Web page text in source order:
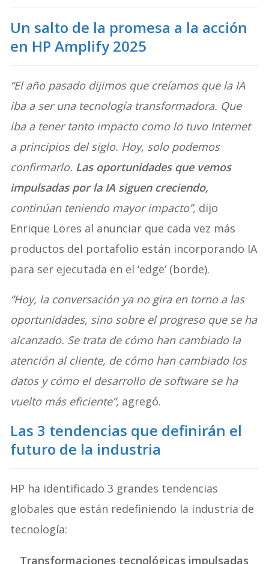
Un salto de la promesa a la acción
en HP Amplify 2025
“El año pasado dijimos que creíamos que la IA
iba a ser una tecnología transformadora. Que
iba a tener tanto impacto como lo tuvo Internet
a principios del siglo. Hoy, solo podemos
confirmarlo. Las oportunidades que vemos
impulsadas por la IA siguen creciendo,
continúan teniendo mayor impacto”, dijo
Enrique Lores al anunciar que cada vez más
productos del portafolio están incorporando IA
para ser ejecutada en el ‘edge’ (borde).
“Hoy, la conversación ya no gira en torno a las
oportunidades, sino sobre el progreso que se ha
alcanzado. Se trata de cómo han cambiado la
atención al cliente, de cómo han cambiado los
datos y cómo el desarrollo de software se ha
vuelto más eficiente”, agregó.
Las 3 tendencias que definirán el
futuro de la industria
HP ha identificado 3 grandes tendencias
globales que están redefiniendo la industria de
tecnología:
Transformaciones tecnológicas impulsadas